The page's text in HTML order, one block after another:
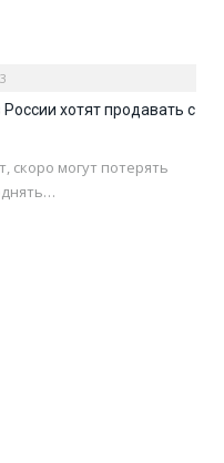
хотят продавать с
скоро могут потерять